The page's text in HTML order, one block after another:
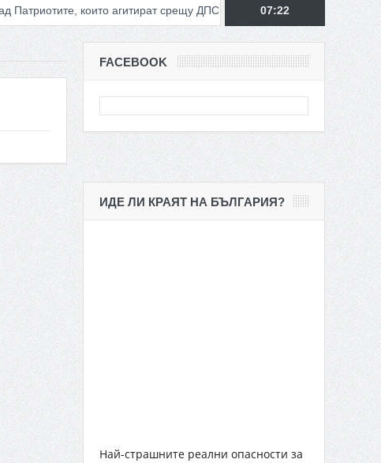
които агитират срещу ДПС, а не срещу ДОСТ Полицаи,
07:22
FACEBOOK
ИДЕ ЛИ КРАЯТ НА БЪЛГАРИЯ?
Най-страшните реални опасности за